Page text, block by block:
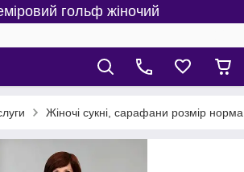
гольф жіночий
Жіночі сукні, сарафани розмір норма